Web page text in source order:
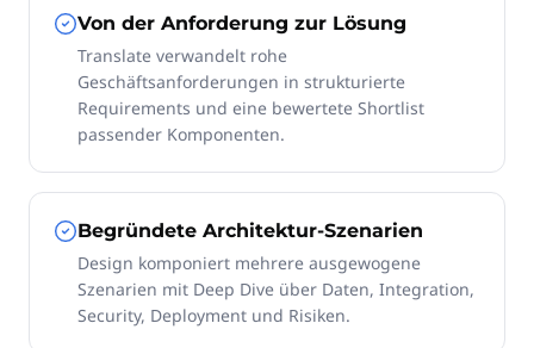
Von der Anforderung zur Lösung
Translate verwandelt rohe
Geschäftsanforderungen in strukturierte
Requirements und eine bewertete Shortlist
passender Komponenten.
Begründete Architektur-Szenarien
Design komponiert mehrere ausgewogene
Szenarien mit Deep Dive über Daten, Integration,
Security, Deployment und Risiken.